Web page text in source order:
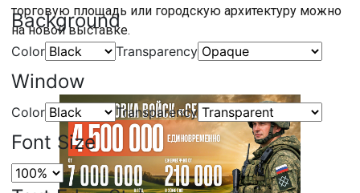
Background
Color Transparency
Window
Color Transparency
Font Size
торговую площадь или городскую архитектуру можно
на новой выставке.